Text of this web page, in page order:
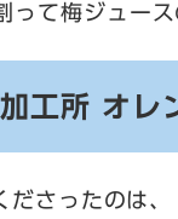
って梅ジュー
工所 オレ
ださったのは